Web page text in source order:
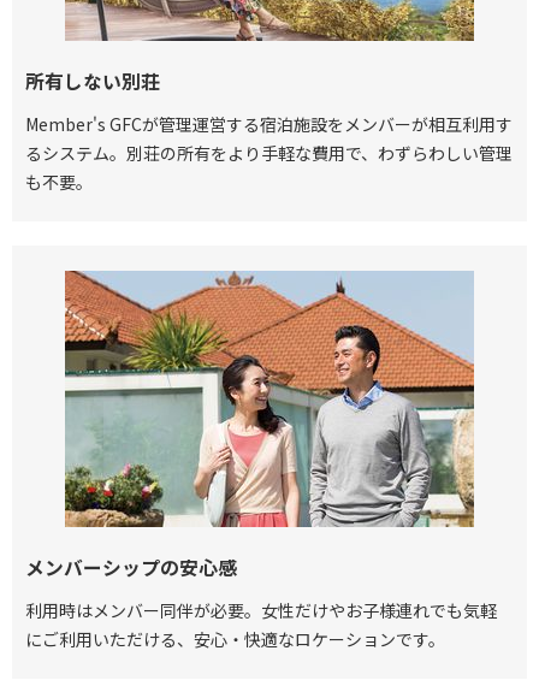
所有しない別荘
Member's GFCが管理運営する宿泊施設をメンバーが相互利用す
るシステム。別荘の所有をより手軽な費用で、わずらわしい管理
も不要。
メンバーシップの安心感
利用時はメンバー同伴が必要。女性だけやお子様連れでも気軽
にご利用いただける、安心・快適なロケーションです。